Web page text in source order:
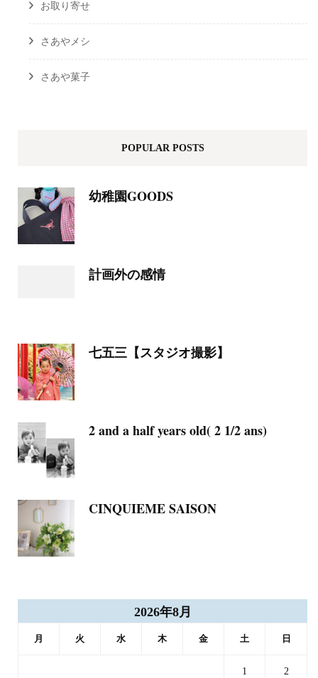
お取り寄せ
さあやメシ
さあや菓子
POPULAR POSTS
幼稚園GOODS
計画外の感情
七五三【スタジオ撮影】
2 and a half years old( 2 1/2 ans)
CINQUIEME SAISON
2026年8月
月 火 水 木 金 土 日
1 2